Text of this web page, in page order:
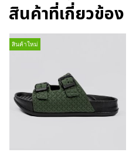
สินค้าที่เกี่ยวข้อง
สินค้าใหม่